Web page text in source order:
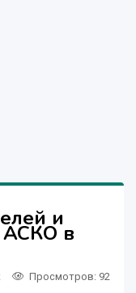
и
АСКО в
Просмотров: 92